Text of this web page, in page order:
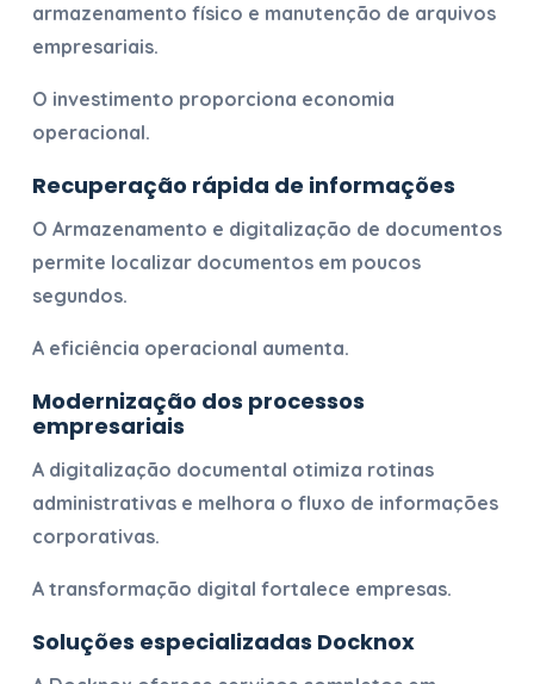
armazenamento físico e manutenção de arquivos
empresariais.
O investimento proporciona economia
operacional.
Recuperação rápida de informações
O Armazenamento e digitalização de documentos
permite localizar documentos em poucos
segundos.
A eficiência operacional aumenta.
Modernização dos processos
empresariais
A digitalização documental otimiza rotinas
administrativas e melhora o fluxo de informações
corporativas.
A transformação digital fortalece empresas.
Soluções especializadas Docknox